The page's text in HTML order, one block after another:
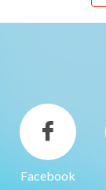
Facebook